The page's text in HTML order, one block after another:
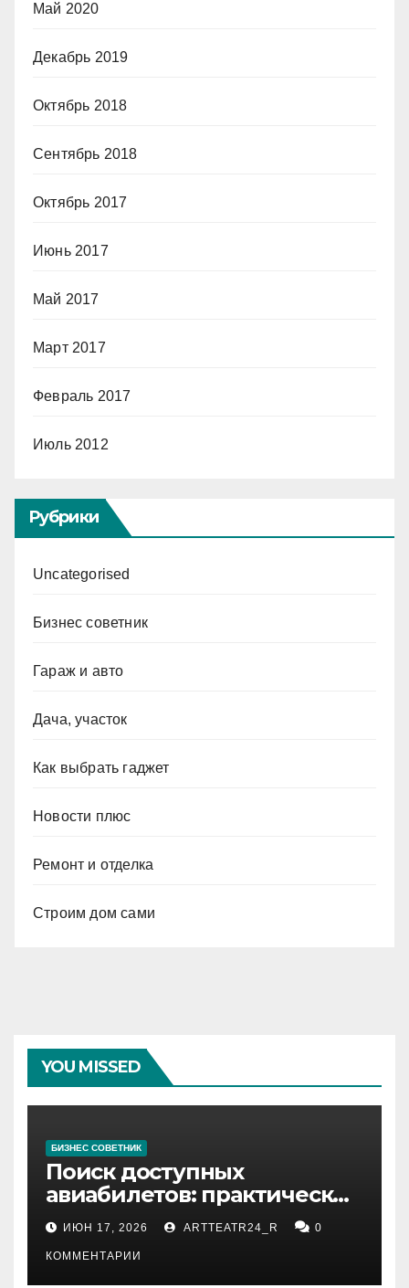
Май 2020
Декабрь 2019
Октябрь 2018
Сентябрь 2018
Октябрь 2017
Июнь 2017
Май 2017
Март 2017
Февраль 2017
Июль 2012
Рубрики
Uncategorised
Бизнес советник
Гараж и авто
Дача, участок
Как выбрать гаджет
Новости плюс
Ремонт и отделка
Строим дом сами
YOU MISSED
БИЗНЕС СОВЕТНИК
Поиск доступных
авиабилетов: практические
рекомендации
ИЮН 17, 2026 ARTTEATR24_R 0
КОММЕНТАРИИ